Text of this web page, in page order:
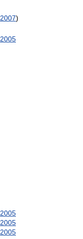
2007)
2005
2005
2005
2005